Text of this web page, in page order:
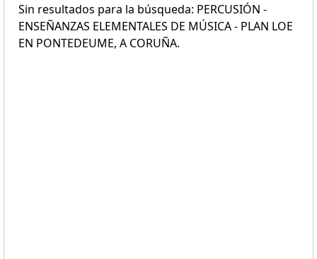
Sin resultados para la búsqueda: PERCUSIÓN -
ENSEÑANZAS ELEMENTALES DE MÚSICA - PLAN LOE
EN PONTEDEUME, A CORUÑA.